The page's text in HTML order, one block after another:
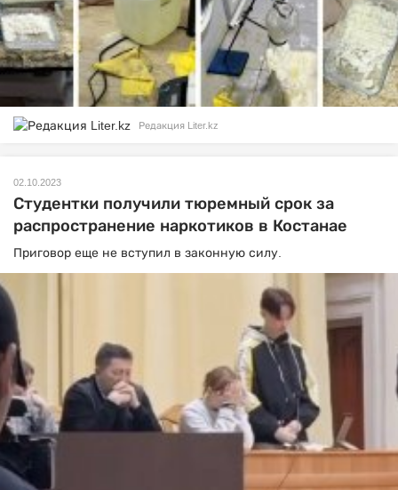
Редакция Liter.kz
02.10.2023
Студентки получили тюремный срок за
распространение наркотиков в Костанае
Приговор еще не вступил в законную силу.